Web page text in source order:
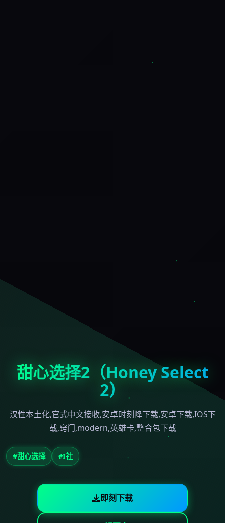
甜心选择2（Honey Select
2）
汉性本土化,官式中文接收,安卓时刻降下载,安卓下载,IOS下
载,窍门,modern,英雄卡,整合包下载
#甜心选择 #I社
即刻下载